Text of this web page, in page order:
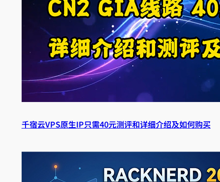
千宿云VPS原生IP只需40元测评和详细介绍及如何购买